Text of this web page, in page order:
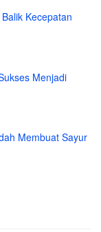
Kecepatan
Menjadi
Membuat Sayur